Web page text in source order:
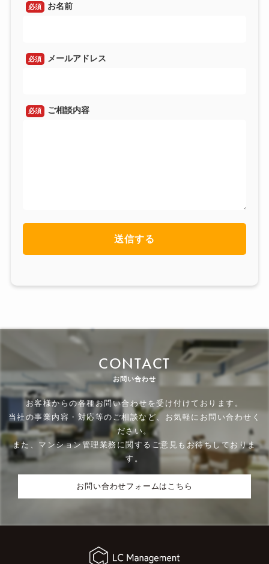
必須 お名前
必須 メールアドレス
必須 ご相談内容
CONTACT
お問い合わせ
お客様からの各種お問い合わせを受け付けております。
当社の事業内容・対応等のご相談など、お気軽にお問い合わせく
ださい。
また、マンション管理業務に関するご意見もお待ちしておりま
す。
お問い合わせフォームはこちら